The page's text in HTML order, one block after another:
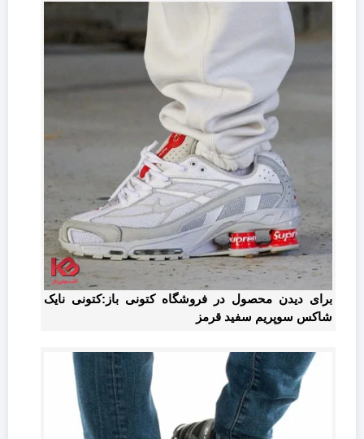
برای دیدن محصول در فروشگاه کتونی باز:کتونی نایک
شاکس سوپریم سفید قرمز